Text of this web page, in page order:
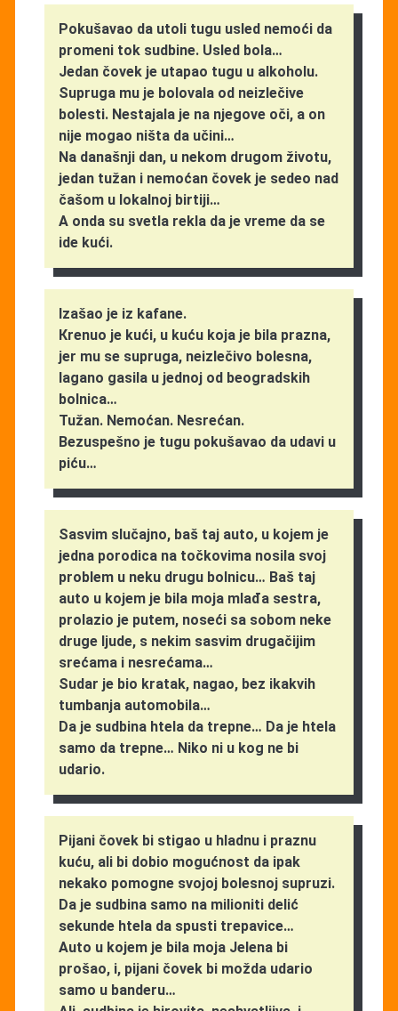
Pokušavao da utoli tugu usled nemoći da
promeni tok sudbine. Usled bola…
Jedan čovek je utapao tugu u alkoholu.
Supruga mu je bolovala od neizlečive
bolesti. Nestajala je na njegove oči, a on
nije mogao ništa da učini…
Na današnji dan, u nekom drugom životu,
jedan tužan i nemoćan čovek je sedeo nad
čašom u lokalnoj birtiji…
A onda su svetla rekla da je vreme da se
ide kući.
Izašao je iz kafane.
Кrenuo je kući, u kuću koja je bila prazna,
jer mu se supruga, neizlečivo bolesna,
lagano gasila u jednoj od beogradskih
bolnica…
Tužan. Nemoćan. Nesrećan.
Bezuspešno je tugu pokušavao da udavi u
piću…
Sasvim slučajno, baš taj auto, u kojem je
jedna porodica na točkovima nosila svoj
problem u neku drugu bolnicu… Baš taj
auto u kojem je bila moja mlađa sestra,
prolazio je putem, noseći sa sobom neke
druge ljude, s nekim sasvim drugačijim
srećama i nesrećama…
Sudar je bio kratak, nagao, bez ikakvih
tumbanja automobila…
Da je sudbina htela da trepne… Da je htela
samo da trepne… Niko ni u kog ne bi
udario.
Pijani čovek bi stigao u hladnu i praznu
kuću, ali bi dobio mogućnost da ipak
nekako pomogne svojoj bolesnoj supruzi.
Da je sudbina samo na milioniti delić
sekunde htela da spusti trepavice…
Auto u kojem je bila moja Jelena bi
prošao, i, pijani čovek bi možda udario
samo u banderu…